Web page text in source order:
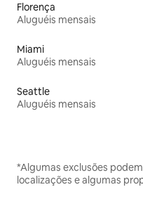
Florença
Aluguéis mensais
Miami
Aluguéis mensais
Seattle
Aluguéis mensais
*Algumas exclusões
localizações e algumas